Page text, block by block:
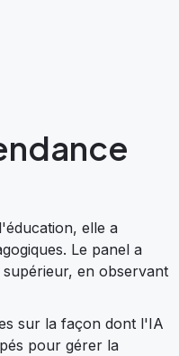
elle a
Le panel a
en observant
sur la façon dont l'IA
pour gérer la